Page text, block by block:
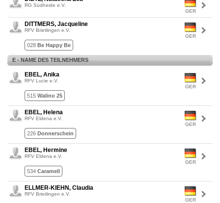
GER
RG Südheide e.V.
GER
DITTMERS, Jacqueline
RFV Brietlingen e.V.
028 Be Happy Be
E - NAME DES TEILNEHMERS
GER
EBEL, Anika
RFV Lucie e.V.
515 Walino 25
GER
EBEL, Helena
RFV Eldena e.V.
226 Donnerschein
GER
EBEL, Hermine
RFV Eldena e.V.
534 Caramell
GER
ELLMER-KIEHN, Claudia
RFV Brietlingen e.V.